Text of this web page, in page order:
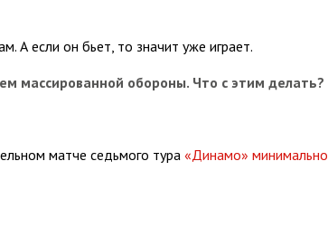
А если он бьет, то значит уже играет.
массированной обороны. Что с этим делать?
матче седьмого тура «Динамо» минимально